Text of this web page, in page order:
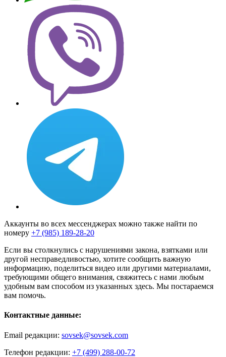
Аккаунты во всех мессенджерах можно также найти по
номеру +7 (985) 189-28-20
Если вы столкнулись с нарушениями закона, взятками или
другой несправедливостью, хотите сообщить важную
информацию, поделиться видео или другими материалами,
требующими общего внимания, свяжитесь с нами любым
удобным вам способом из указанных здесь. Мы постараемся
вам помочь.
Контактные данные:
Email редакции: sovsek@sovsek.com
Телефон редакции: +7 (499) 288-00-72